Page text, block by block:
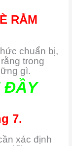
RẰM
chuẩn bị,
trong
gì.
ĐẦY
7.
xác định